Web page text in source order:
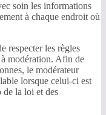
soin les informations
à chaque endroit où
respecter les règles
à modération. Afin de
le modérateur
lorsque celui-ci est
de la loi et des